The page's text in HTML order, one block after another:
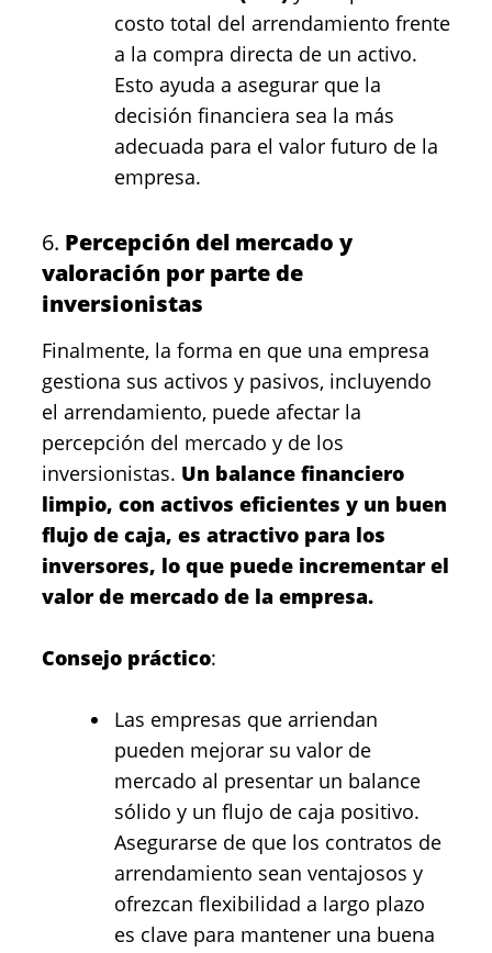
costo total del arrendamiento frente
a la compra directa de un activo.
Esto ayuda a asegurar que la
decisión financiera sea la más
adecuada para el valor futuro de la
empresa.
6. Percepción del mercado y
valoración por parte de
inversionistas
Finalmente, la forma en que una empresa
gestiona sus activos y pasivos, incluyendo
el arrendamiento, puede afectar la
percepción del mercado y de los
inversionistas. Un balance financiero
limpio, con activos eficientes y un buen
flujo de caja, es atractivo para los
inversores, lo que puede incrementar el
valor de mercado de la empresa.
Consejo práctico:
Las empresas que arriendan
pueden mejorar su valor de
mercado al presentar un balance
sólido y un flujo de caja positivo.
Asegurarse de que los contratos de
arrendamiento sean ventajosos y
ofrezcan flexibilidad a largo plazo
es clave para mantener una buena